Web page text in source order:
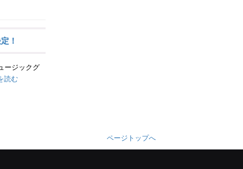
！
ージックグ
読む
ページトップへ